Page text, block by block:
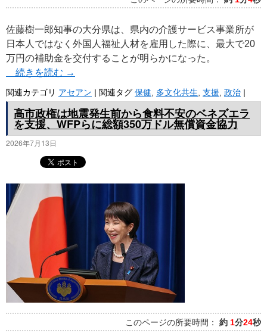
佐藤樹一郎知事の大分県は、県内の介護サービス事業所が
日本人ではなく外国人福祉人材を雇用した際に、最大で20
万円の補助金を交付することが明らかになった。
続きを読む →
関連カテゴリ アセアン | 関連タグ 保健, 多文化共生, 支援, 政治 |
高市政権は地震発生前から食料不安のベネズエラ
を支援、WFPらに総額350万ドル無償資金協力
2026年7月13日
このページの所要時間： 約 1分24秒